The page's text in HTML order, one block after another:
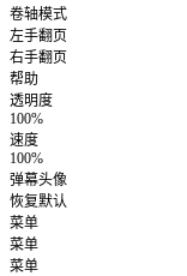
卷轴模式
左手翻页
右手翻页
帮助
透明度
100%
速度
100%
弹幕头像
恢复默认
菜单
菜单
菜单